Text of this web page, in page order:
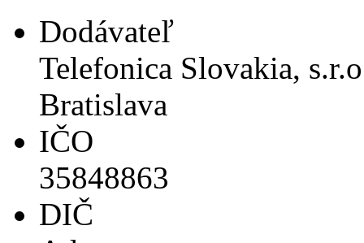
Dodávateľ
Telefonica Slovakia,
Bratislava
IČO
35848863
DIČ